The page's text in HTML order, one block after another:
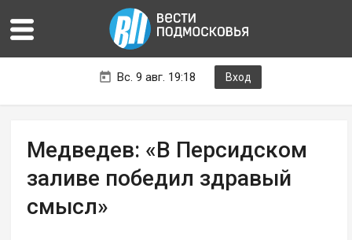
Вс. 9 авг. 19:18 Вход
Медведев: «В Персидском
заливе победил здравый
смысл»